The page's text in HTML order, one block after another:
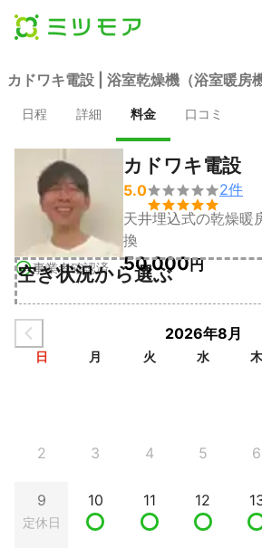
カドワキ電設 | 浴室乾燥機（浴室暖房
日程 詳細 料金 口コミ
事業者確認済
カドワキ電設
5.0

2件
天井埋込式の乾燥暖
換
50,000円
空き状況から選ぶ
2026年8月
日 月 火 水 木
2 3 4 5 6
9
定休日
10 11 12